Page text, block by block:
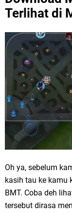
Terlihat di
Oh ya, sebelum
kasih tau ke kamu
BMT. Coba deh
tersebut dirasa